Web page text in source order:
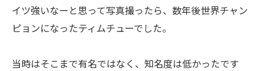
イツ強いなーと思って写真撮ったら、数年後世界チャン
ピョンになったティムチューでした。
当時はそこまで有名ではなく、知名度は低かったです